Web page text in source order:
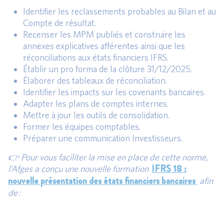
Identifier les reclassements probables au Bilan et au
Compte de résultat.
Recenser les MPM publiés et construire les
annexes explicatives afférentes ainsi que les
réconciliations aux états financiers IFRS.
Établir un pro forma de la clôture 31/12/2025.
Élaborer des tableaux de réconciliation.
Identifier les impacts sur les covenants bancaires.
Adapter les plans de comptes internes.
Mettre à jour les outils de consolidation.
Former les équipes comptables.
Préparer une communication Investisseurs.
👉 Pour vous faciliter la mise en place de cette norme,
l’Afges a conçu une nouvelle formation IFRS18 :
nouvelle présentation des états financiers bancaires afin
de :